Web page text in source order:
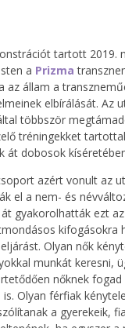
tartott 2019.
a Prizma
az állam a
elbírálását. Az
többször
tréningekket
át dobosok
azért vonult az
el a nem- és
gyakorolhatták ezt
kifogásokra
Olyan nők
munkát keresni,
nőknek fogad
Olyan férfiak
a gyerekeik,